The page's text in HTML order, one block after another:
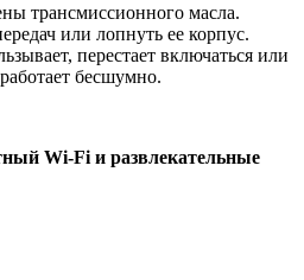
трансмиссионного масла.
или лопнуть ее корпус.
перестает включаться или
бесшумно.
Wi-Fi и развлекательные